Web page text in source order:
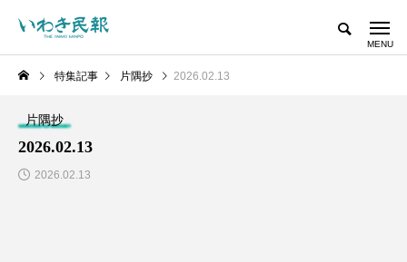
特集記事 片隅抄 2026.02.13
片隅抄
2026.02.13
2026.02.13